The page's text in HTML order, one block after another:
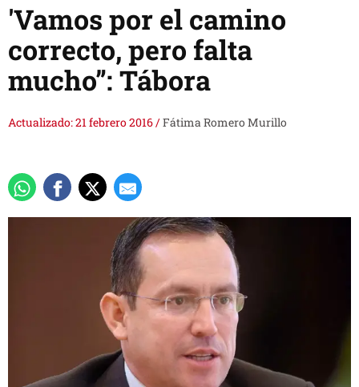
'Vamos por el camino
correcto, pero falta
mucho”: Tábora
Actualizado: 21 febrero 2016/Fátima Romero Murillo